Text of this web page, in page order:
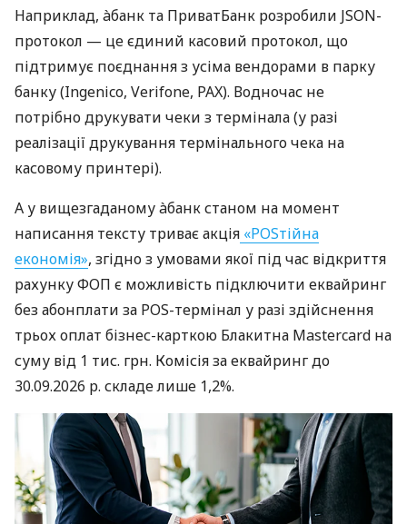
Наприклад, àбанк та ПриватБанк розробили JSON-
протокол — це єдиний касовий протокол, що
підтримує поєднання з усіма вендорами в парку
банку (Ingenico, Verifone, PAX). Водночас не
потрібно друкувати чеки з термінала (у разі
реалізації друкування термінального чека на
касовому принтері).
А у вищезгаданому àбанк станом на момент
написання тексту триває акція «POSтійна
економія», згідно з умовами якої під час відкриття
рахунку ФОП є можливість підключити еквайринг
без абонплати за POS-термінал у разі здійснення
трьох оплат бізнес-карткою Блакитна Mastercard на
суму від 1 тис. грн. Комісія за еквайринг до
30.09.2026 р. складе лише 1,2%.